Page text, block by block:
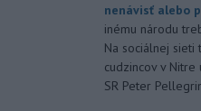
nenávisť alebo
inému národu
Na sociálnej sieti
cudzincov v
SR Peter